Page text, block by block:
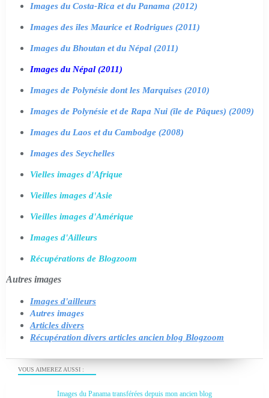
VOUS AIMEREZ AUSSI :
Images du Panama transférées depuis mon ancien blog
Images du Costa-Rica et du Panama (2012)
Images des îles Maurice et Rodrigues (2011)
Images du Bhoutan et du Népal (2011)
Images du Népal (2011)
Images de Polynésie dont les Marquises (2010)
Images de Polynésie et de Rapa Nui (île de Pâques) (2009)
Images du Laos et du Cambodge (2008)
Images des Seychelles
Vielles images d'Afrique
Vieilles images d'Asie
Vieilles images d'Amérique
Images d'Ailleurs
Récupérations de Blogzoom
Autres images
Images d'ailleurs
Autres images
Articles divers
Récupération divers articles ancien blog Blogzoom